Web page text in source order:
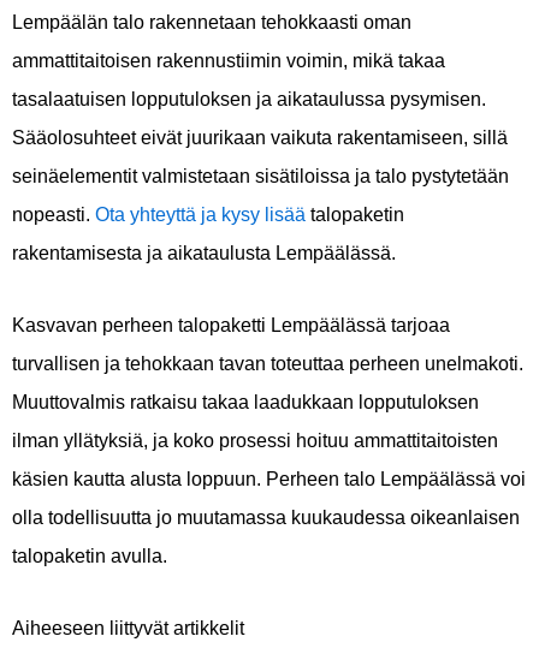
Lempäälän talo rakennetaan tehokkaasti oman
ammattitaitoisen rakennustiimin voimin, mikä takaa
tasalaatuisen lopputuloksen ja aikataulussa pysymisen.
Sääolosuhteet eivät juurikaan vaikuta rakentamiseen, sillä
seinäelementit valmistetaan sisätiloissa ja talo pystytetään
nopeasti. Ota yhteyttä ja kysy lisää talopaketin
rakentamisesta ja aikataulusta Lempäälässä.
Kasvavan perheen talopaketti Lempäälässä tarjoaa
turvallisen ja tehokkaan tavan toteuttaa perheen unelmakoti.
Muuttovalmis ratkaisu takaa laadukkaan lopputuloksen
ilman yllätyksiä, ja koko prosessi hoituu ammattitaitoisten
käsien kautta alusta loppuun. Perheen talo Lempäälässä voi
olla todellisuutta jo muutamassa kuukaudessa oikeanlaisen
talopaketin avulla.
Aiheeseen liittyvät artikkelit